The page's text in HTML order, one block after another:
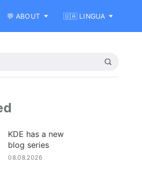
💬 ABOUT 🇺🇦 LINGUA
KDE has a new
blog series
08.08.2026